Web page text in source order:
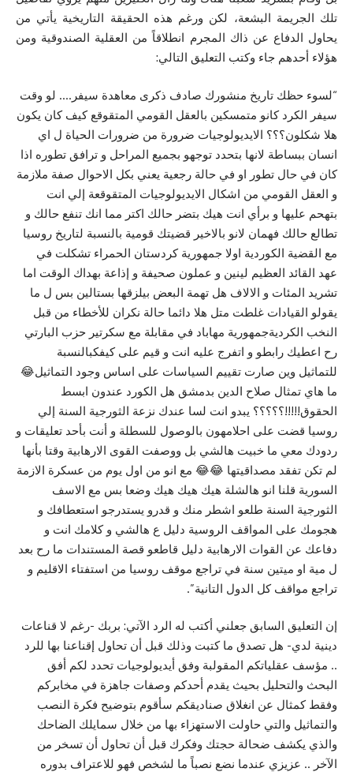
تلك الجريمة البشعة، لكن ورغم هذه الحقيقة التاريخية يأتي من
يحاول الدفاع عن ذاك المجرم انطلاقاً من العقلية الصندوقية ومن
هؤلاء أحدهم جاء وكتب التعليق التالي:
“لسوء حظك تاريخ منشورك صادف ذكرى معاهدة سيفر…. لو وقت
سيفر الكرد كانو متمسكين بالعقل القومي المتقوقع كيف كان يكون
هلا شكلون؟؟؟ الايديولوجيات ضرورة من ضرورات الحياة ل اي
انسان ببساطة لانها بتحدد توجهو بجميع المراحل و ترافق تطوره اذا
كان في حال تطور او في حالة رجعية يعني بكل الاحوال صفة ملازمة
و العقل القومي من اشكال الايديولوجيات المتقوقعة إلي انت
بتهحم عليها و برأي انت هيك بتضر حالك اكتر مما انك تنفع حالك و
تطالع حالك فهمان لانو بالاخير قضيتك قومية بالنسبة لتاريخ روسيا
مع القضية الكوردية اولا جمهورية كردستان الحمراء تشكلت في
عهد القائد العظيم لينين و عملون صحيفة و إذاعة بهداك الوقت اما
تشريد المئات و الالاف هل تهمة البعض بيلزقها بستالين بس ل ما
يقولو القيادات غلطت متل هلا دائما حالة نكران للأخطاء من قبل
النخب الكرديةجمهورية مهاباد في مقابلة مع سكرتير حزب البارتي
رح اعطيك رابطو و اتفرج عليه انت و قيم على كيفكبالنسبة
للتماثيل وين صارت تقييم السياسات على اساس وجود التماثيل😂
ما هاي تمثال صلاح الدين بدمشق هل الكورد عندون ابسط
الحقوق!!!!!؟؟؟؟؟ يبدو انت لسا عندك نزعة الثورجية السنة إلي
روسيا قضت على احلامهون بالوصول للسطلة و أنت بأحد تعليقات و
ردودك معي ما خبيت هالشي بل ووصفت القوى الارهابية وقتا بأنها
لم تكن تفقد مصداقيتها 😂😂 مع انو من اول يوم من عسكرة الازمة
السورية قلنا انو هالشلة هيك هيك هيك وضعا بس مع الاسف
الثورجية السنة طلعو اشطر منك و قدرو يستدرجو استعطافك و
هجومك على المواقف الروسية دليل ع هالشي و كلامك انت و
دفاعك عن القوات الارهابية دليل قاطعو قصة المستندات ما رح بعد
ل مية او ميتين سنة في تراجع موقف روسيا من استفتاء الاقليم و
تراجع مواقف كل الدول التانية”.
إن التعليق السابق جعلني أكتب له الرد الآتي: بربك -رغم لا قناعات
دينية لدي- هل تصدق ما كتبت وذلك قبل أن تحاول إقناعنا بها للرد
.. مؤسف عقلياتكم المقولبة وفق أيديولوجيات تحدد لكم أفق
البحث والتحليل بحيث يقدم أحدكم وصفات جاهزة في مخابركم
وفقط كمثال عن انغلاق صناديقكم سأقوم بتوضيح فكرة النصب
والتماثيل والتي حاولت الاستهزاء بها من خلال سمايلك الضاحك
والذي يكشف ضحالة حجتك وفكرك قبل أن تحاول أن تسخر من
الآخر .. عزيزي عندما نضع نصباً ما لشخص فهو للاعتراف بدوره